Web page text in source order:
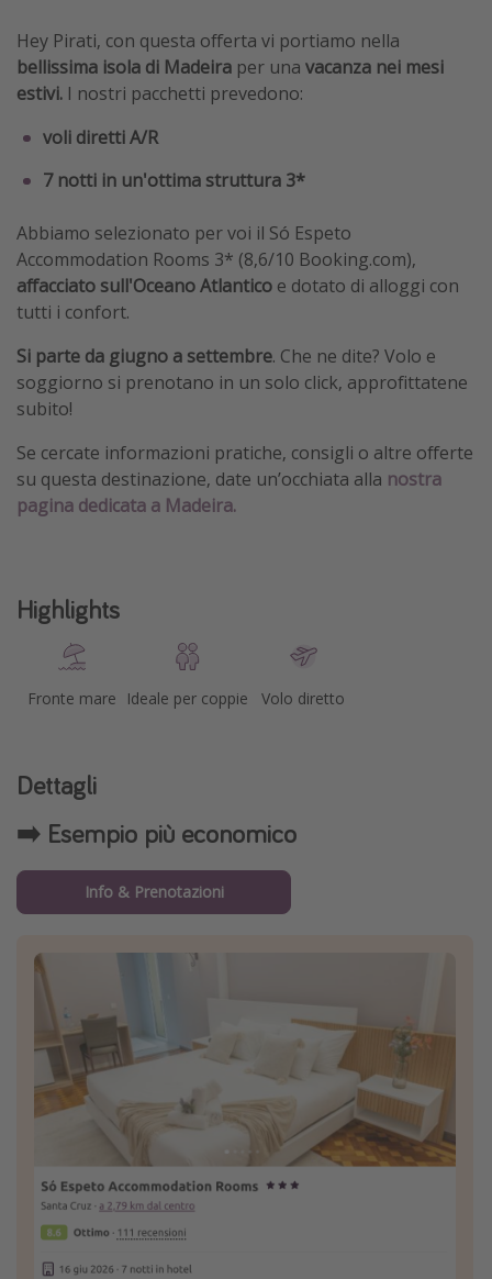
Calendario di viaggio
Festività del 2026
Hey Pirati, con questa offerta vi portiamo nella
bellissima isola di Madeira per una vacanza nei mesi
estivi. I nostri pacchetti prevedono:
voli diretti A/R
7 notti in un'ottima struttura 3*
Abbiamo selezionato per voi il Só Espeto
Accommodation Rooms 3* (8,6/10 Booking.com),
affacciato sull'Oceano Atlantico e dotato di alloggi con
tutti i confort.
Si parte da giugno a settembre. Che ne dite? Volo e
soggiorno si prenotano in un solo click, approfittatene
subito!
Se cercate informazioni pratiche, consigli o altre offerte
su questa destinazione, date un’occhiata alla nostra
pagina dedicata a Madeira.
Highlights
Fronte mare Ideale per coppie Volo diretto
Dettagli
➡️ Esempio più economico
Info & Prenotazioni